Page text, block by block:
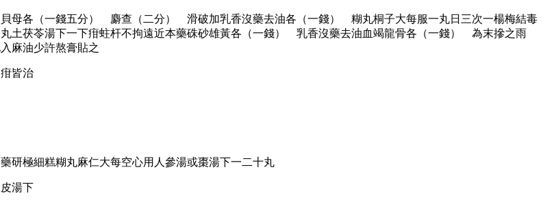
母各（一錢五分） 麝查（二分） 滑破加乳香沒藥去油各（一錢） 糊丸桐子大每服一丸日三次一楊梅結毒
茯苓湯下一下疳蛀杆不拘遠近本藥硃砂雄黃各（一錢） 乳香沒藥去油血竭龍骨各（一錢） 為末摻之雨
麻油少許熬膏貼之
皆治
研極細糕糊丸麻仁大每空心用人參湯或棗湯下一二十丸
湯下